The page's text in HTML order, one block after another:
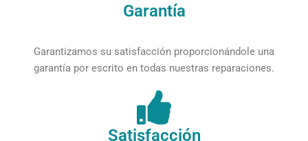
Garantía
Garantizamos su satisfacción proporcionándole una
garantía por escrito en todas nuestras reparaciones.
Satisfacción